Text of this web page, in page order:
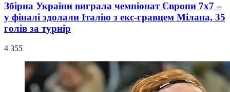
Збірна України виграла чемпіонат Європи 7x7 –
у фіналі здолали Італію з екс-гравцем Мілана, 35
голів за турнір
4 355